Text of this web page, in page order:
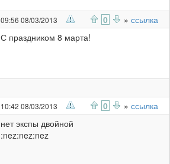
09:56 08/03/2013 0 » ссылка
С праздником 8 марта!
10:42 08/03/2013 0 » ссылка
нет экспы двойной
:nez:nez:nez